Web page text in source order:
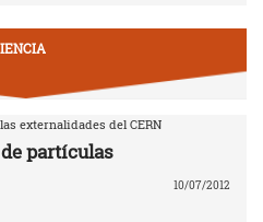
externalidades del CERN
partículas
10/07/2012